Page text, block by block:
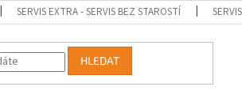
SERVIS EXTRA - SERVIS BEZ STAROSTÍ
HLEDAT